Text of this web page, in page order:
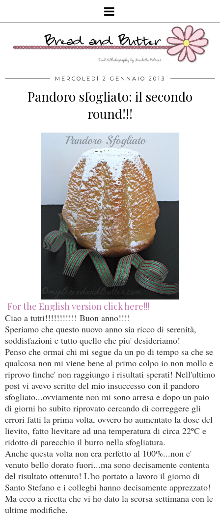
MERCOLEDÌ 2 GENNAIO 2013
Pandoro sfogliato: il secondo
round!!!
For the English version click here!!!
Ciao a tutti!!!!!!!!!!! Buon anno!!!!
Speriamo che questo nuovo anno sia ricco di serenità,
soddisfazioni e tutto quello che piu' desideriamo!
Penso che ormai chi mi segue da un po di tempo sa che se
qualcosa non mi viene bene al primo colpo io non mollo e
riprovo finche' non raggiungo i risultati sperati! Nell'ultimo
post vi avevo scritto del mio insuccesso con il pandoro
sfogliato...ovviamente non mi sono arresa e dopo un paio
di giorni ho subito riprovato cercando di correggere gli
errori fatti la prima volta, ovvero ho aumentato la dose del
lievito, fatto lievitare ad una temperatura di circa 22ºC e
ridotto di parecchio il burro nella sfogliatura.
Anche questa volta non era perfetto al 100%...non e'
venuto bello dorato fuori...ma sono decisamente contenta
del risultato ottenuto! L'ho portato a lavoro il giorno di
Santo Stefano e i colleghi hanno decisamente apprezzato!
Ma ecco a ricetta che vi ho dato la scorsa settimana con le
ultime modifiche.